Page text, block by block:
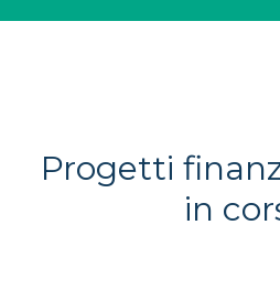
Progetti
in